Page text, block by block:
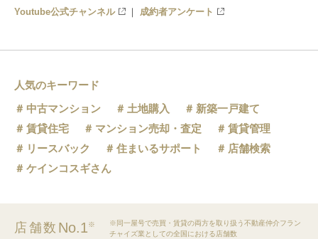
Youtube公式チャンネル
成約者アンケート
人気のキーワード
中古マンション
土地購入
新築一戸建て
賃貸住宅
マンション売却・査定
賃貸管理
リースバック
住まいるサポート
店舗検索
ケインコスギさん
店舗数 No.1※
※同一屋号で売買・賃貸の両方を取り扱う不動産仲介フラン
チャイズ業としての全国における店舗数